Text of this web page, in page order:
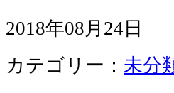
2018年08月24日
カテゴリー： 未分